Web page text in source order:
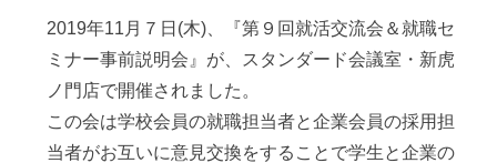
2019年11月７日(木)、『第９回就活交流会＆就職セ
ミナー事前説明会』が、スタンダード会議室・新虎
ノ門店で開催されました。
この会は学校会員の就職担当者と企業会員の採用担
当者がお互いに意見交換をすることで学生と企業の